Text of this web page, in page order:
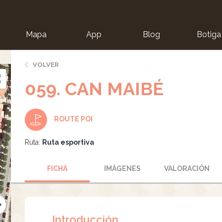
Mapa App Blog Botiga
VOLVER
059. CAN MAIBÉ
ROUTE POI
Ruta: Ruta esportiva
FICHA IMÁGENES VALORACIÓN